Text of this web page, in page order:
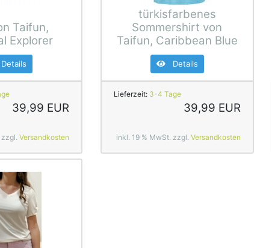
Taifun,
Explorer
39,99 EUR
zzgl. Versandkosten
türkisfarbenes
Sommershirt von
Taifun, Caribbean Blue
Details
Lieferzeit: 3-4 Tage
39,99 EUR
inkl. 19 % MwSt. zzgl. Versandkosten